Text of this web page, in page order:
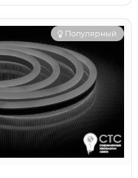
Популярный